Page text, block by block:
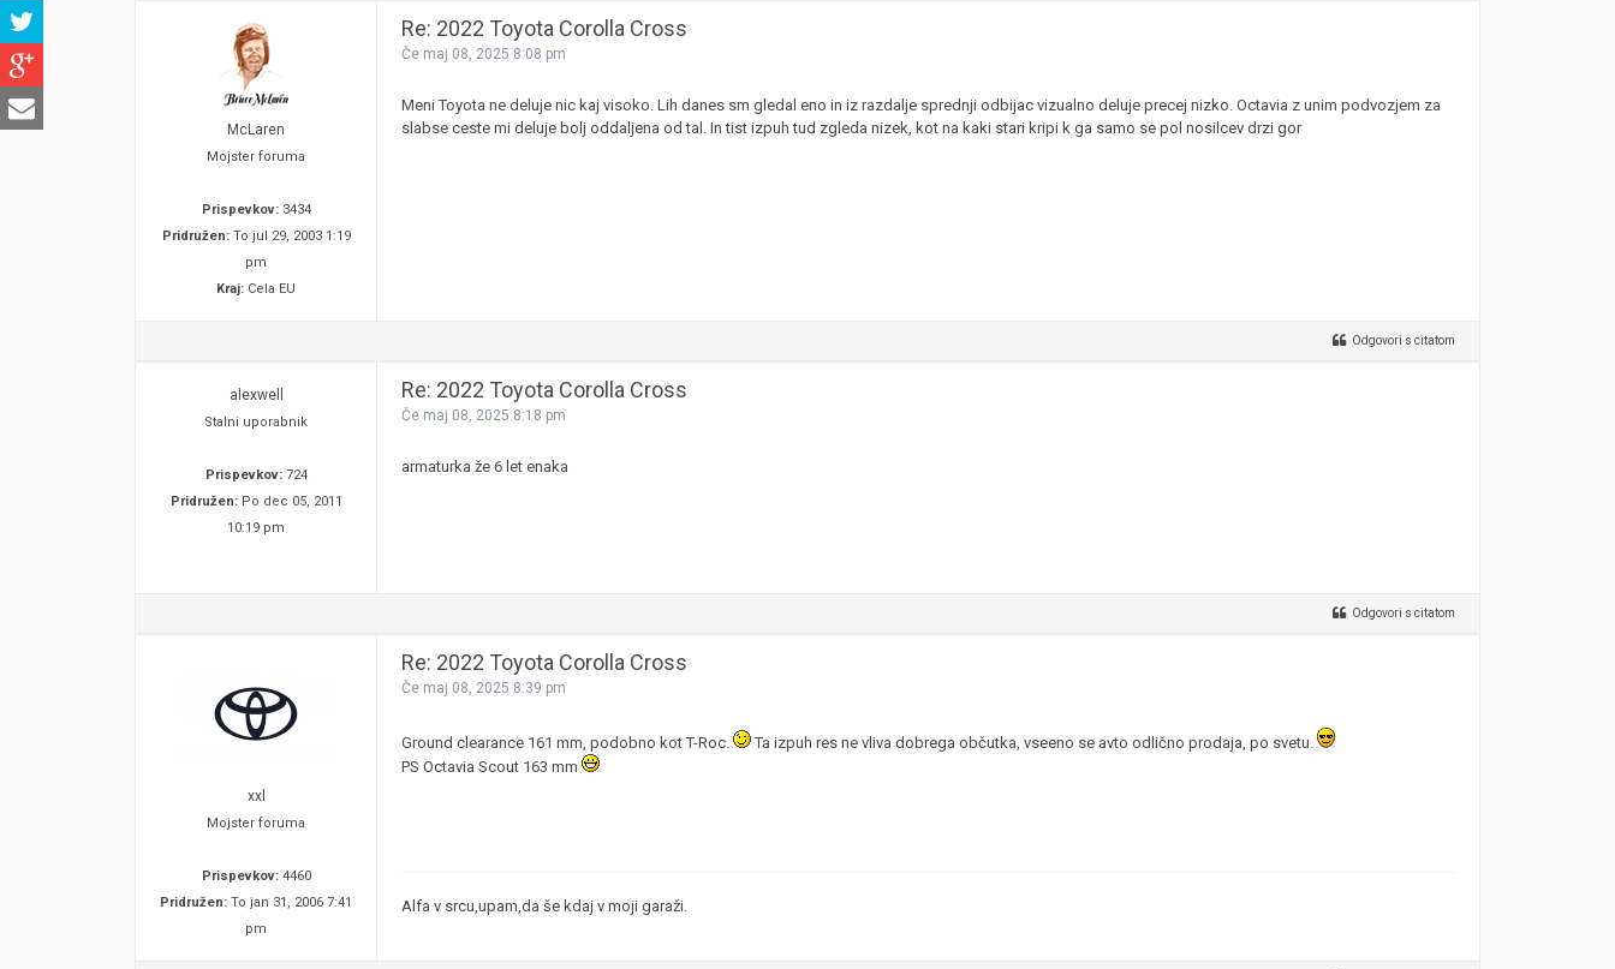
McLaren
Mojster foruma
Prispevkov:3434
Pridružen:To jul 29, 2003 1:19
pm
Kraj: Cela EU
Re: 2022 Toyota Corolla Cross
Če maj 08, 2025 8:08 pm
Meni Toyota ne deluje nic kaj visoko. Lih danes sm gledal eno in iz razdalje sprednji odbijac vizualno deluje precej nizko. Octavia z unim podvozjem za
slabse ceste mi deluje bolj oddaljena od tal. In tist izpuh tud zgleda nizek, kot na kaki stari kripi k ga samo se pol nosilcev drzi gor
Odgovori s citatom
alexwell
Stalni uporabnik
Prispevkov:724
Pridružen:Po dec 05, 2011
10:19 pm
Re: 2022 Toyota Corolla Cross
Če maj 08, 2025 8:18 pm
armaturka že 6 let enaka
Odgovori s citatom
xxl
Mojster foruma
Prispevkov:4460
Pridružen: To jan 31, 2006 7:41
pm
Re: 2022 Toyota Corolla Cross
Če maj 08, 2025 8:39 pm
Ground clearance 161 mm, podobno kot T-Roc.
Ta izpuh res ne vliva dobrega občutka, vseeno se avto odlično prodaja, po svetu.
PS Octavia Scout 163 mm
Alfa v srcu,upam,da še kdaj v moji garaži.